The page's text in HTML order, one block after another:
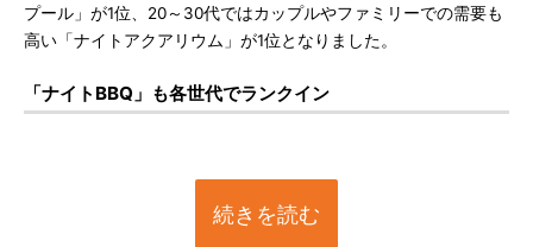
プール」が1位、20～30代ではカップルやファミリーでの需要も
高い「ナイトアクアリウム」が1位となりました。
「ナイトBBQ」も各世代でランクイン
続きを読む